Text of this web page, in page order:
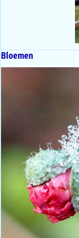
Bloemen